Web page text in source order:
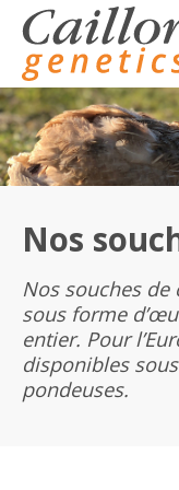
n'existe pas.
n'existe pas.
n'existe pas.
Nos
Nos souches
sous forme
entier. Pour
disponibles
pondeuses.